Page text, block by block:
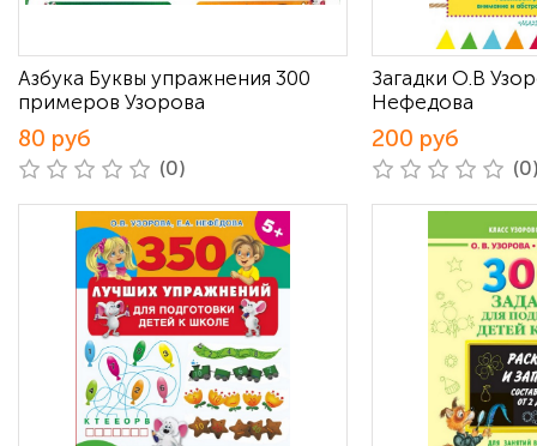
Азбука Буквы упражнения 300
примеров Узорова
80 руб
(0)
Загадки О.В
Нефедова
200 руб